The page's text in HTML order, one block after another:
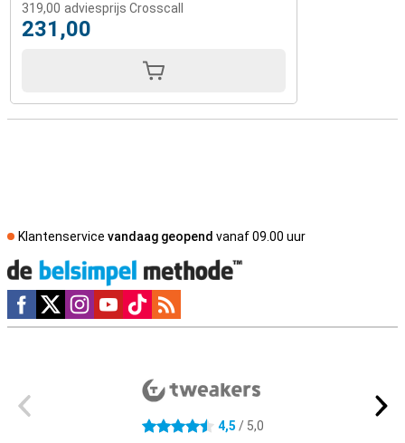
319,00 adviesprijs Crosscall
231,00
Klantenservice vandaag geopend vanaf 09.00 uur
Social media
4.5 sterren 4,5 / 5,0